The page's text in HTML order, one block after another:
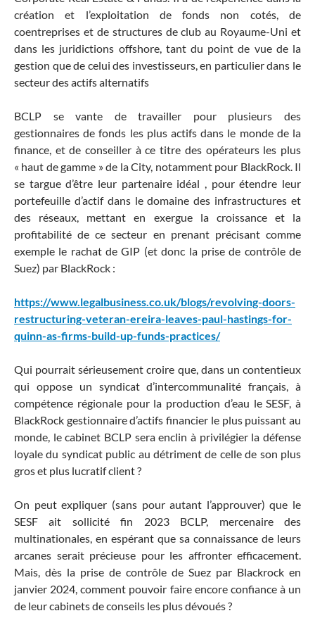
création et l’exploitation de fonds non cotés, de
coentreprises et de structures de club au Royaume-Uni et
dans les juridictions offshore, tant du point de vue de la
gestion que de celui des investisseurs, en particulier dans le
secteur des actifs alternatifs
BCLP se vante de travailler pour plusieurs des
gestionnaires de fonds les plus actifs dans le monde de la
finance, et de conseiller à ce titre des opérateurs les plus
« haut de gamme » de la City, notamment pour BlackRock. Il
se targue d’être leur partenaire idéal , pour étendre leur
portefeuille d’actif dans le domaine des infrastructures et
des réseaux, mettant en exergue la croissance et la
profitabilité de ce secteur en prenant précisant comme
exemple le rachat de GIP (et donc la prise de contrôle de
Suez) par BlackRock :
https://www.legalbusiness.co.uk/blogs/revolving-doors-
restructuring-veteran-ereira-leaves-paul-hastings-for-
quinn-as-firms-build-up-funds-practices/
Qui pourrait sérieusement croire que, dans un contentieux
qui oppose un syndicat d’intercommunalité français, à
compétence régionale pour la production d’eau le SESF, à
BlackRock gestionnaire d’actifs financier le plus puissant au
monde, le cabinet BCLP sera enclin à privilégier la défense
loyale du syndicat public au détriment de celle de son plus
gros et plus lucratif client ?
On peut expliquer (sans pour autant l’approuver) que le
SESF ait sollicité fin 2023 BCLP, mercenaire des
multinationales, en espérant que sa connaissance de leurs
arcanes serait précieuse pour les affronter efficacement.
Mais, dès la prise de contrôle de Suez par Blackrock en
janvier 2024, comment pouvoir faire encore confiance à un
de leur cabinets de conseils les plus dévoués ?